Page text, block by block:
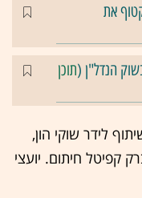
את
הנדל"ן (תוכן
לידר שוקי הון,
קפיטל חיתום. יועצי